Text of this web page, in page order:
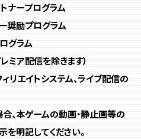
ナープログラム
奨励プログラム
グラム
ミア配信を除きます）
リエイトシステム、ライブ配信の
、本ゲームの動画・静止画等の
明記してください。